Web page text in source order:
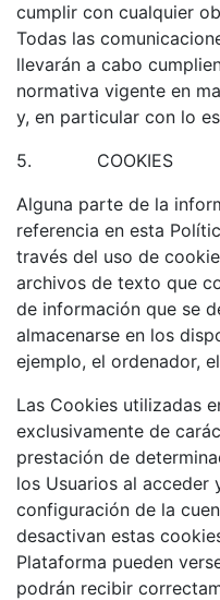
cumplir con cualquier
Todas las
llevarán a cabo
normativa vigente en
y, en particular con lo
5.
COOKIES
Alguna parte de la
referencia en esta
través del uso de
archivos de texto que
de información que se
almacenarse en los
ejemplo, el ordenador, el
Las Cookies utilizadas
exclusivamente de
prestación de
los Usuarios al acceder
configuración de la
desactivan estas
Plataforma pueden
podrán recibir